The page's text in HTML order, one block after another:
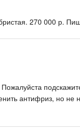
270 000 р.
антифриз, но не